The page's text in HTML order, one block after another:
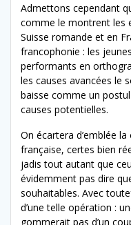
Admettons cependant
comme le montrent les
Suisse romande et en
francophonie : les
performants en
les causes avancées le
baisse comme un
causes potentielles.
On écartera d’emblée
française, certes bien
jadis tout autant que
évidemment pas dire
souhaitables. Avec
d’une telle opération :
gommerait pas d’un